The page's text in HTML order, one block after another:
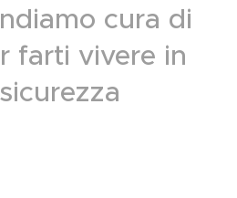
cura di
farti vivere in
sicurezza